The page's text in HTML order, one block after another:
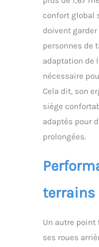
confort global
doivent garder
personnes de
adaptation de
nécessaire
Cela dit, son
siège
adaptés pour
prolongées.
terrains
Un autre point
ses roues